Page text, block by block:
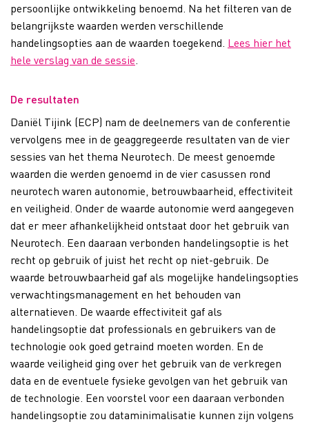
persoonlijke ontwikkeling benoemd. Na het filteren van de
belangrijkste waarden werden verschillende
handelingsopties aan de waarden toegekend. Lees hier het
hele verslag van de sessie
De resultaten​
Daniël Tijink (ECP) nam de deelnemers van de conferentie
vervolgens mee in de geaggregeerde resultaten van de vier
sessies van het thema Neurotech. De meest genoemde
waarden die werden genoemd in de vier casussen rond
neurotech waren autonomie, betrouwbaarheid, effectiviteit
en veiligheid. Onder de waarde autonomie werd aangegeven
dat er meer afhankelijkheid ontstaat door het gebruik van
Neurotech. Een daaraan verbonden handelingsoptie is het
recht op gebruik of juist het recht op niet-gebruik. De
waarde betrouwbaarheid gaf als mogelijke handelingsopties
verwachtingsmanagement en het behouden van
alternatieven. De waarde effectiviteit gaf als
handelingsoptie dat professionals en gebruikers van de
technologie ook goed getraind moeten worden. En de
waarde veiligheid ging over het gebruik van de verkregen
data en de eventuele fysieke gevolgen van het gebruik van
de technologie. Een voorstel voor een daaraan verbonden
handelingsoptie zou dataminimalisatie kunnen zijn volgens